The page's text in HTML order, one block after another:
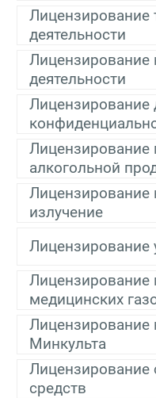
Лицензирование
деятельности
Лицензирование
деятельности
Лицензирование
Лицензирование
алкогольной
излучение
Лицензирование
Лицензирование
медицинских
Лицензирование
Минкульта
Лицензирование
средств